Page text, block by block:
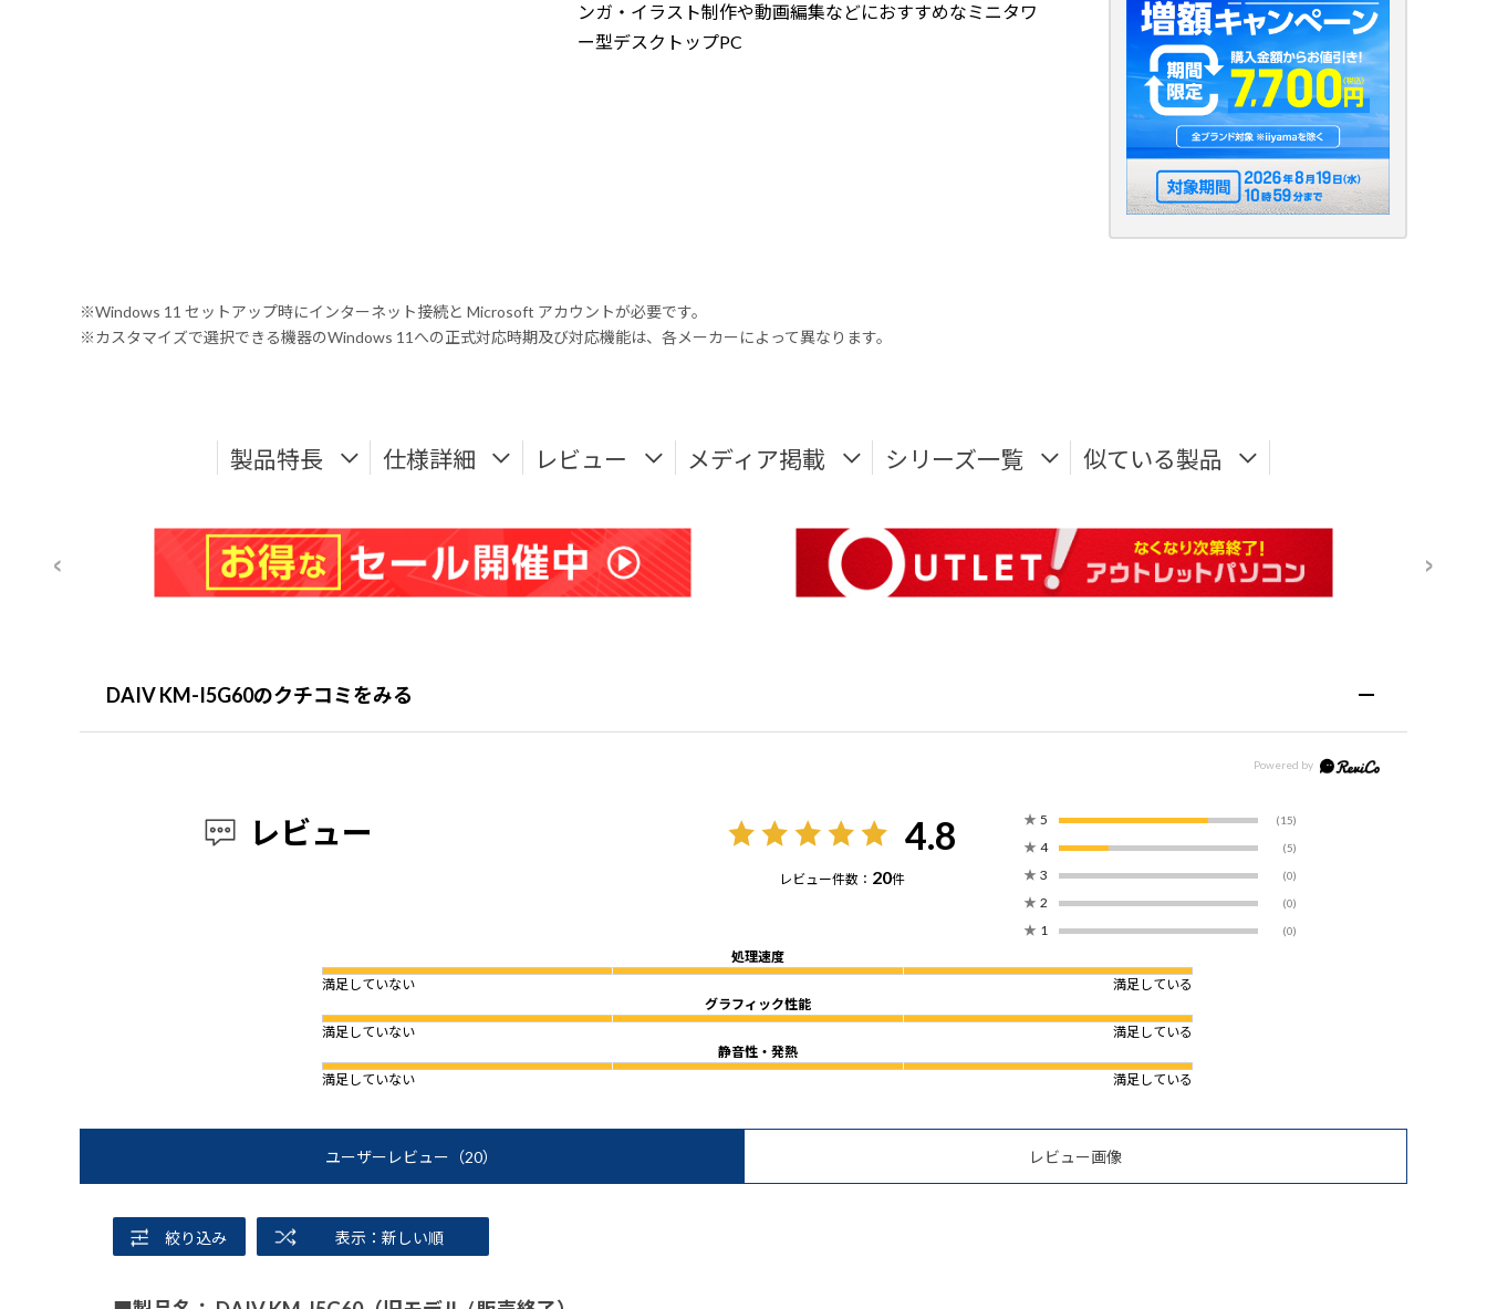
ンガ・イラスト制作や動画編集などにおすすめなミニタワ
ー型デスクトップPC
※Windows 11 セットアップ時にインターネット接続と Microsoft アカウントが必要です。
※カスタマイズで選択できる機器のWindows 11への正式対応時期及び対応機能は、各メーカーによって異なります。
製品特長 仕様詳細 レビュー メディア掲載 シリーズ一覧 似ている製品
DAIV KM-I5G60のクチコミをみる
レビュー 4.8
レビュー件数： 20件
★ 5 (15)
★ 4 (5)
★ 3 (0)
★ 2 (0)
★ 1 (0)
処理速度
満足していない
満足している
グラフィック性能
満足していない
満足している
静音性・発熱
満足していない
満足している
ユーザーレビュー （20） レビュー画像
絞り込み 表示：新しい順